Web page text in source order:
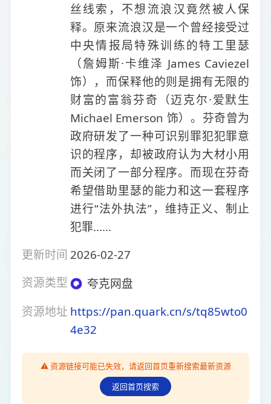
丝线索，不想流浪汉竟然被人保
释。原来流浪汉是一个曾经接受过
中央情报局特殊训练的特工里瑟
（詹姆斯·卡维泽 James Caviezel
饰），而保释他的则是拥有无限的
财富的富翁芬奇（迈克尔·爱默生
Michael Emerson 饰）。芬奇曾为
政府研发了一种可识别罪犯犯罪意
识的程序，却被政府认为大材小用
而关闭了一部分程序。而现在芬奇
希望借助里瑟的能力和这一套程序
进行“法外执法”，维持正义、制止
犯罪......
更新时间 2026-02-27
资源类型
夸克网盘
资源地址 https://pan.quark.cn/s/tq85wto0
4e32
⚠️ 资源链接可能已失效，请返回首页重新搜索最新资源
返回首页搜索